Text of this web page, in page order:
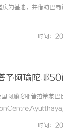
为基地，并借助巴
时间：
予阿瑜陀耶50
阿瑜陀耶普拉希蒙巴
华琪舍利子博物馆与
时间：